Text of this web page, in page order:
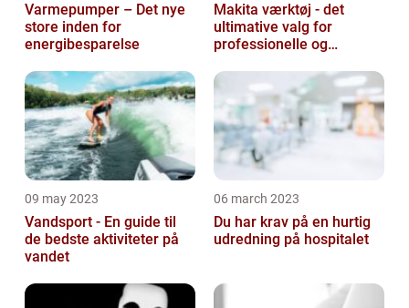
Varmepumper – Det nye
store inden for
energibesparelse
Makita værktøj - det
ultimative valg for
professionelle og
selv'ere
09 may 2023
Vandsport - En guide til
de bedste aktiviteter på
vandet
06 march 2023
Du har krav på en hurtig
udredning på hospitalet